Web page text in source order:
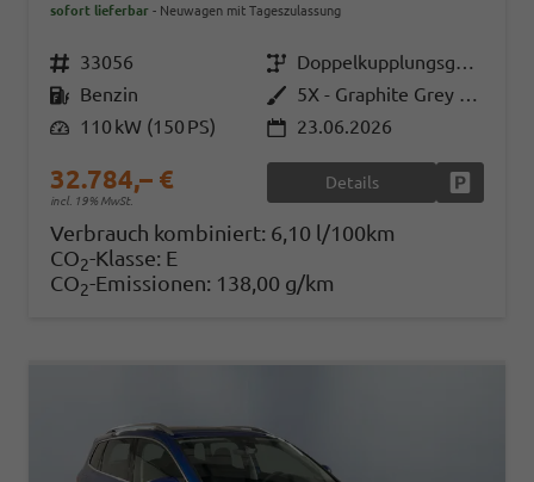
sofort lieferbar Neuwagen mit Tageszulassung
Fahrzeugnr. 33056 Getriebe
Doppelkupplungsgetriebe (DSG)
Kraftstoff Benzin Außenfarbe
5X - Graphite Grey Met.
Leistung 110 kW (150 PS) 23.06.2026
32.784,– €
incl. 19% MwSt.
Details
Verbrauch kombiniert: 6,10 l/100km
CO2-Klasse: E
CO2-Emissionen: 138,00 g/km